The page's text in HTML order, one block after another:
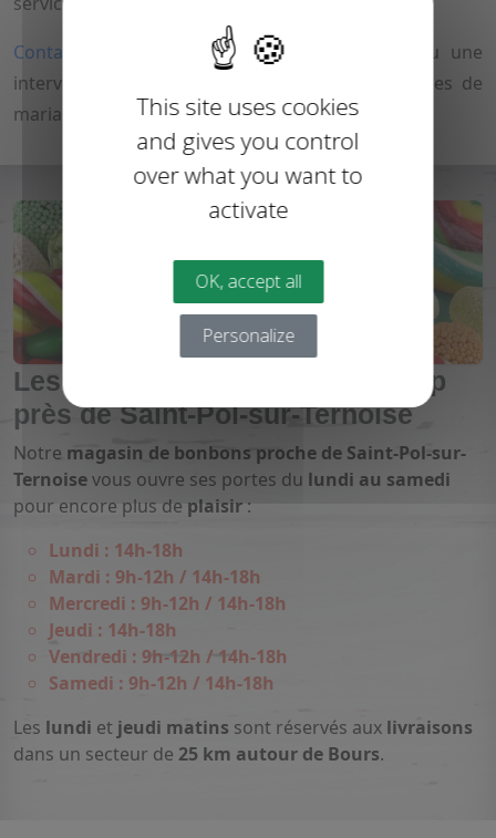
This site uses cookies
and gives you control
over what you want to
activate
OK, accept all
Personalize
Contactez-nous
pour un devis personnalisé ou une
intervention rapide afin de préparer vos dragées de
mariage dans le secteur de Bours.
Les horaires de votre candyshop
près de Saint-Pol-sur-Ternoise
Notre magasin de bonbons proche de Saint-Pol-sur-
Ternoisevous ouvre ses portes du lundi au samedi
pour encore plus de plaisir :
Lundi : 14h-18h
Mardi : 9h-12h / 14h-18h
Mercredi : 9h-12h / 14h-18h
Jeudi : 14h-18h
Vendredi : 9h-12h / 14h-18h
Samedi : 9h-12h / 14h-18h
Les lundi et jeudi matins sont réservés aux livraisons
dans un secteur de 25 km autour de Bours.